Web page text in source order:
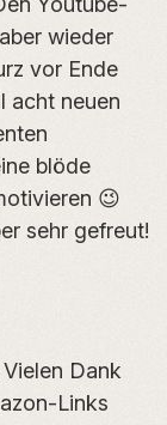
wieder
vor Ende
acht neuen
blöde
😉
sehr gefreut!
Dank
Links